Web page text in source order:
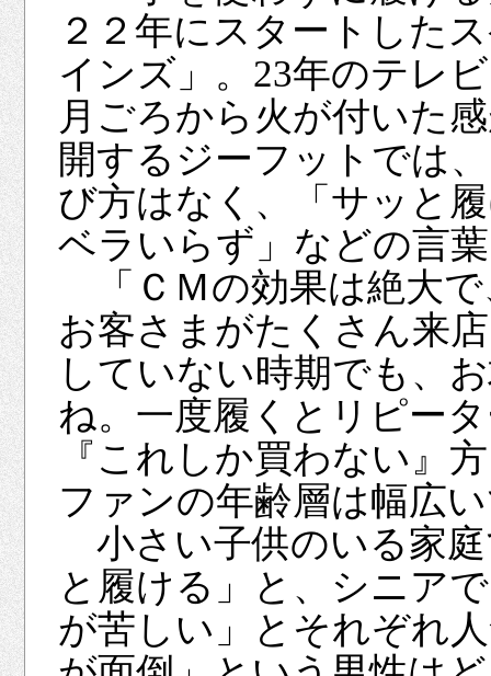
２２年にスタートした
インズ」。23年のテレ
月ごろから火が付いた
開するジーフットでは
び方はなく、「サッと
ベラいらず」などの言
「ＣＭの効果は絶大
お客さまがたくさん来
していない時期でも、
ね。一度履くとリピー
『これしか買わない』
ファンの年齢層は幅広
小さい子供のいる家
と履ける」と、シニア
が苦しい」とそれぞれ